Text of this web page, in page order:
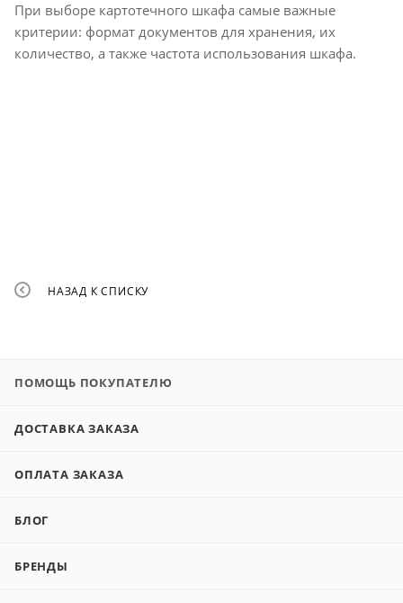
При выборе картотечного шкафа самые важные
критерии: формат документов для хранения, их
количество, а также частота использования шкафа.
НАЗАД К СПИСКУ
ПОМОЩЬ ПОКУПАТЕЛЮ
ДОСТАВКА ЗАКАЗА
ОПЛАТА ЗАКАЗА
БЛОГ
БРЕНДЫ